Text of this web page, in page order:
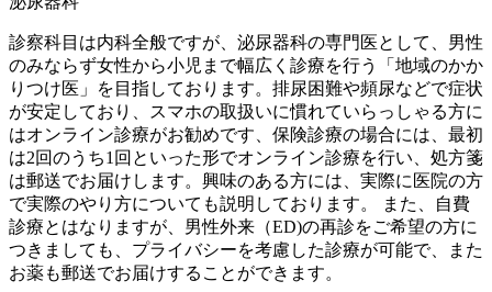
診察科目は内科全般ですが、泌尿器科の専門医として、男性
のみならず女性から小児まで幅広く診療を行う「地域のかか
りつけ医」を目指しております。排尿困難や頻尿などで症状
が安定しており、スマホの取扱いに慣れていらっしゃる方に
はオンライン診療がお勧めです、保険診療の場合には、最初
は2回のうち1回といった形でオンライン診療を行い、処方箋
は郵送でお届けします。興味のある方には、実際に医院の方
で実際のやり方についても説明しております。 また、自費
診療とはなりますが、男性外来（ED)の再診をご希望の方に
つきましても、プライバシーを考慮した診療が可能で、また
お薬も郵送でお届けすることができます。